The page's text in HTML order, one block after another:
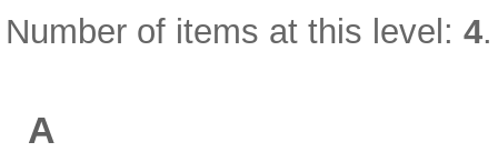
Number of items at this level: 4.
A